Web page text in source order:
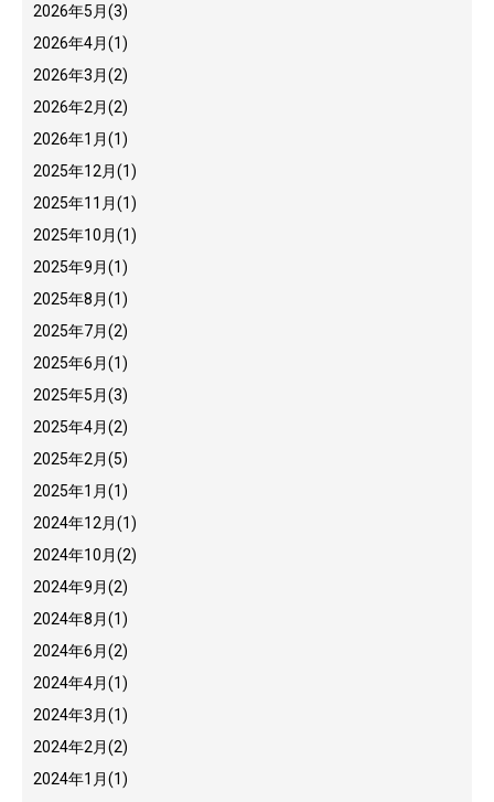
2026年5月(3)
2026年4月(1)
2026年3月(2)
2026年2月(2)
2026年1月(1)
2025年12月(1)
2025年11月(1)
2025年10月(1)
2025年9月(1)
2025年8月(1)
2025年7月(2)
2025年6月(1)
2025年5月(3)
2025年4月(2)
2025年2月(5)
2025年1月(1)
2024年12月(1)
2024年10月(2)
2024年9月(2)
2024年8月(1)
2024年6月(2)
2024年4月(1)
2024年3月(1)
2024年2月(2)
2024年1月(1)